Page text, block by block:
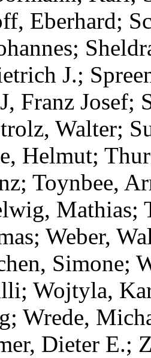
Eberhard;
J.;
Franz Josef;
Walter;
Helmut;
Toynbee,
Mathias;
Weber,
Simone;
Wojtyla,
Wrede,
Dieter E.;